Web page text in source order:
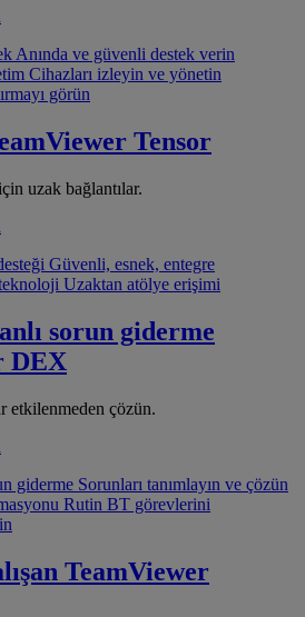
Anında ve güvenli destek verin
Cihazları izleyin ve yönetin
görün
Tensor
uzak bağlantılar.
Güvenli, esnek, entegre
Uzaktan atölye erişimi
sorun giderme
DEX
etkilenmeden çözün.
giderme Sorunları tanımlayın ve çözün
Rutin BT görevlerini
TeamViewer